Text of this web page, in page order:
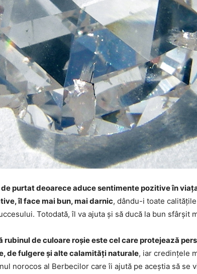
purtat deoarece aduce sentimente pozitive în
îl face mai bun, mai darnic, dându-i toate
Totodată, îl va ajuta și să ducă la bun sfârșit
rubinul de culoare roșie este cel care protejează
de fulgere și alte calamități naturale, iar credințele
norocos al Berbecilor care îi ajută pe aceștia să se